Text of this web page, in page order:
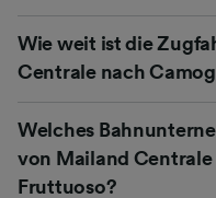
Wie weit ist die
Centrale nach
Welches
von Mailand
Fruttuoso?